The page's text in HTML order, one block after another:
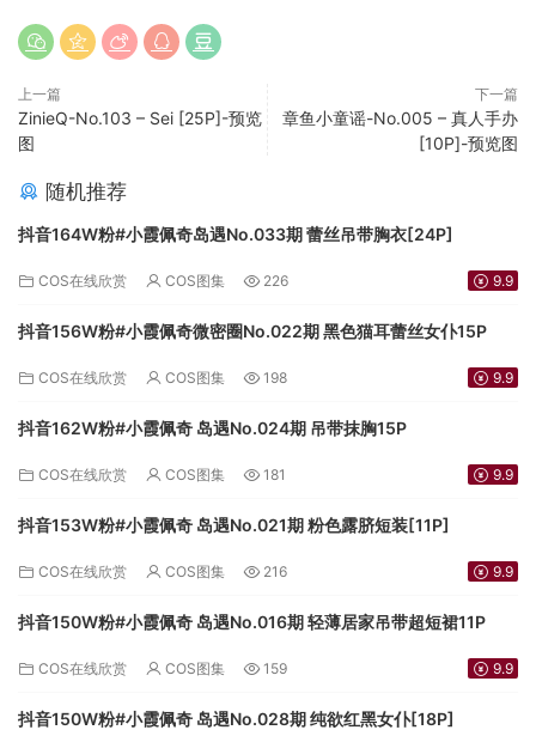
上一篇
ZinieQ-No.103 – Sei [25P]-预览
图
下一篇
章鱼小童谣-No.005 – 真人手办
[10P]-预览图
随机推荐
抖音164W粉#小霞佩奇岛遇No.033期 蕾丝吊带胸衣[24P]
COS在线欣赏 COS图集 226 9.9
抖音156W粉#小霞佩奇微密圈No.022期 黑色猫耳蕾丝女仆15P
COS在线欣赏 COS图集 198 9.9
抖音162W粉#小霞佩奇 岛遇No.024期 吊带抹胸15P
COS在线欣赏 COS图集 181 9.9
抖音153W粉#小霞佩奇 岛遇No.021期 粉色露脐短装[11P]
COS在线欣赏 COS图集 216 9.9
抖音150W粉#小霞佩奇 岛遇No.016期 轻薄居家吊带超短裙11P
COS在线欣赏 COS图集 159 9.9
抖音150W粉#小霞佩奇 岛遇No.028期 纯欲红黑女仆[18P]